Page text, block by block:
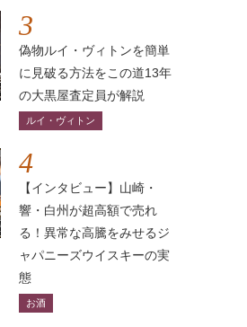
3
偽物ルイ・ヴィトンを簡単
に見破る方法をこの道13年
の大黒屋査定員が解説
ルイ・ヴィトン
4
【インタビュー】山崎・
響・白州が超高額で売れ
る！異常な高騰をみせるジ
ャパニーズウイスキーの実
態
お酒